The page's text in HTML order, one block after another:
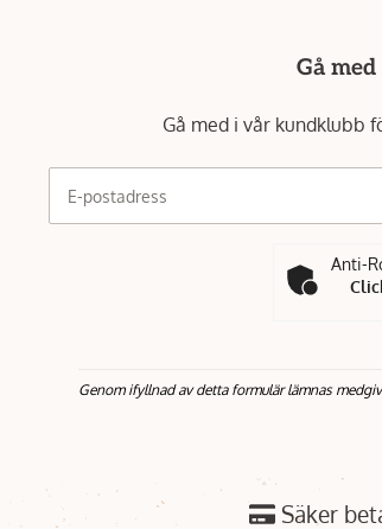
Gå
Gå med i vår kundklubb
E-postadress
Anti-
Genom ifyllnad av detta formulär lämnas
Säker